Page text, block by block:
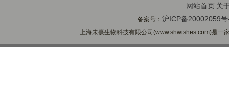
网站首页 关
备案号：沪ICP备20002059
上海未熹生物科技有限公司(www.shwishes.com)是一